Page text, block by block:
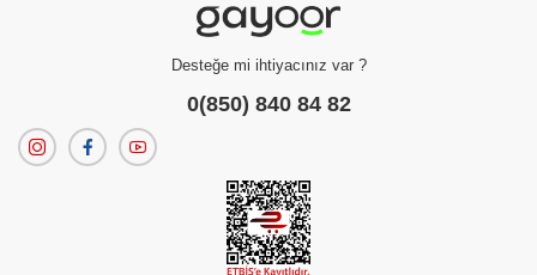
Desteğe mi ihtiyacınız var ?
0(850) 840 84 82